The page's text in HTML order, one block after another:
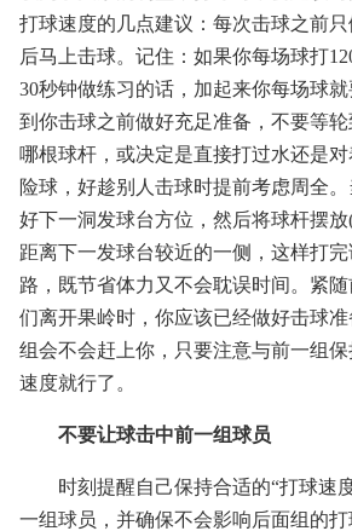
打球速度的几点建议：每次击球之前
后马上击球。记住：如果你每场球打
30秒钟做练习的话，加起来你每场球
到你击球之前做好充足准备，不要等
哪根球杆，或决定是直接打过水还是
险球，好趁别人击球时提前考虑周全
好下一洞发球台方位，然后将球杆摆
距离下一发球台较近的一侧，这样打
路，既节省体力又不会耽误时间。紧
们离开果岭时，你应该已经做好击球
组会不会赶上你，只要注意与前一组
速度就行了。
不要让球击中前一组球员
时刻提醒自己保持合适的“打球速
一组球员，并确保不会影响后面组的